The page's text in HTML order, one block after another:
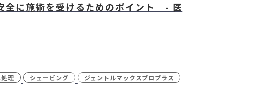
抜糸・ホッチキス除去
全に施術を受けるためのポイント - 医
理 シェービング ジェントルマックスプロプラス